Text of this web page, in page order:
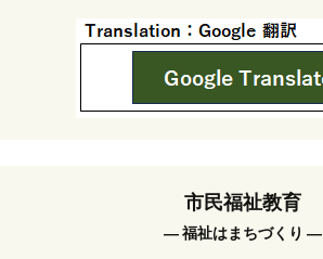
市民福祉教育
― 福祉はまちづくり ―